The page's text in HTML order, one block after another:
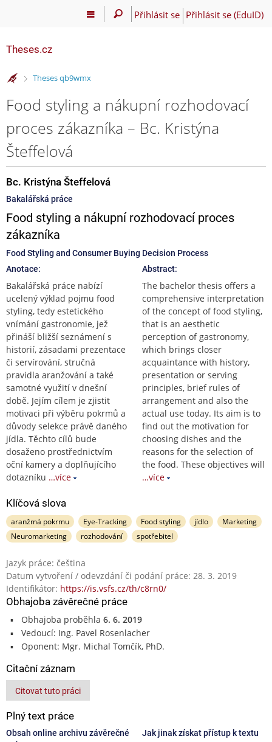
Přihlásit se Přihlásit se (EduID)
Theses.cz
>
Theses qb9wmx
Food styling a nákupní rozhodovací
proces zákazníka – Bc. Kristýna
Šteffelová
Bc. Kristýna Šteffelová
Bakalářská práce
Food styling a nákupní rozhodovací proces
zákazníka
Food Styling and Consumer Buying Decision Process
Anotace:
Bakalářská práce nabízí
ucelený výklad pojmu food
styling, tedy estetického
vnímání gastronomie, jež
přináší bližší seznámení s
historií, zásadami prezentace
či servírování, stručná
pravidla aranžování a také
samotné využití v dnešní
době. Jejím cílem je zjistit
motivaci při výběru pokrmů a
důvody selekce právě daného
jídla. Těchto cílů bude
dosaženo prostřednictvím
oční kamery a doplňujícího
dotazníku …více
Abstract:
The bachelor thesis offers a
comprehensive interpretation
of the concept of food styling,
that is an aesthetic
perception of gastronomy,
which brings closer
acquaintance with history,
presentation or serving
principles, brief rules of
arrangement and also the
actual use today. Its aim is to
find out the motivation for
choosing dishes and the
reasons for the selection of
the food. These objectives will
…více
Klíčová slova
aranžmá pokrmu Eye-Tracking Food styling jídlo
Marketing
Neuromarketing
rozhodování spotřebitel
Jazyk práce: čeština
Datum vytvoření / odevzdání či podání práce: 28. 3. 2019
Identifikátor: https://is.vsfs.cz/th/c8rn0/
Obhajoba závěrečné práce
Obhajoba proběhla 6. 6. 2019
Vedoucí: Ing. Pavel Rosenlacher
Oponent: Mgr. Michal Tomčík, PhD.
Citační záznam
Citovat tuto práci
Plný text práce
Obsah online archivu závěrečné
Jak jinak získat přístup k textu